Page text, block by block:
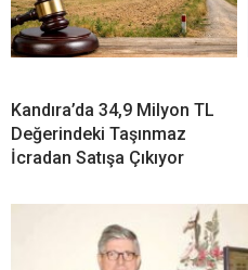
Kandıra’da 34,9 Milyon TL
Değerindeki Taşınmaz
İcradan Satışa Çıkıyor